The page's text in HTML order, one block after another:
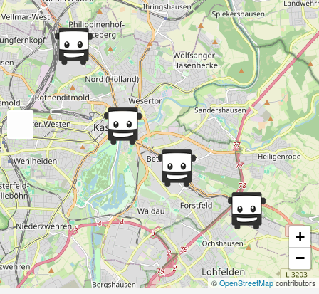
+
−
© OpenStreetMap contributors